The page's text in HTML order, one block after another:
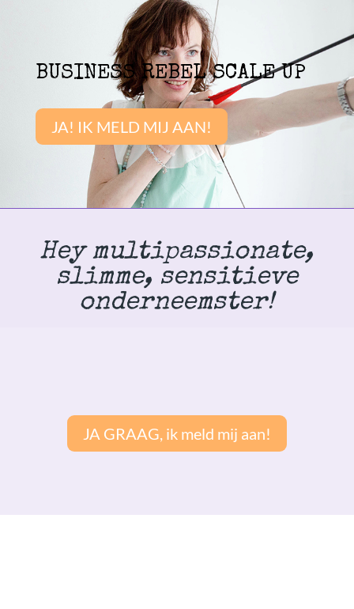
BUSINESS REBEL SCALE UP
JA! IK MELD MIJ AAN!
Hey multipassionate,
slimme, sensitieve
onderneemster!
JA GRAAG, ik meld mij aan!